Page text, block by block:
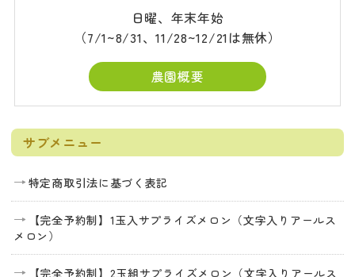
日曜、年末年始
（7/1~8/31、11/28~12/21は無休）
農園概要
サブメニュー
特定商取引法に基づく表記
【完全予約制】1玉入サプライズメロン（文字入りアールス
メロン）
【完全予約制】2玉組サプライズメロン（文字入りアールス